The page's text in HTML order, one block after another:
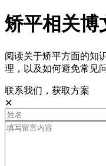
矫平相关博
阅读关于矫平方面的知
理，以及如何避免常见
联系我们，获取方案
✕